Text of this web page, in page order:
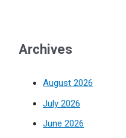
Archives
August 2026
July 2026
June 2026